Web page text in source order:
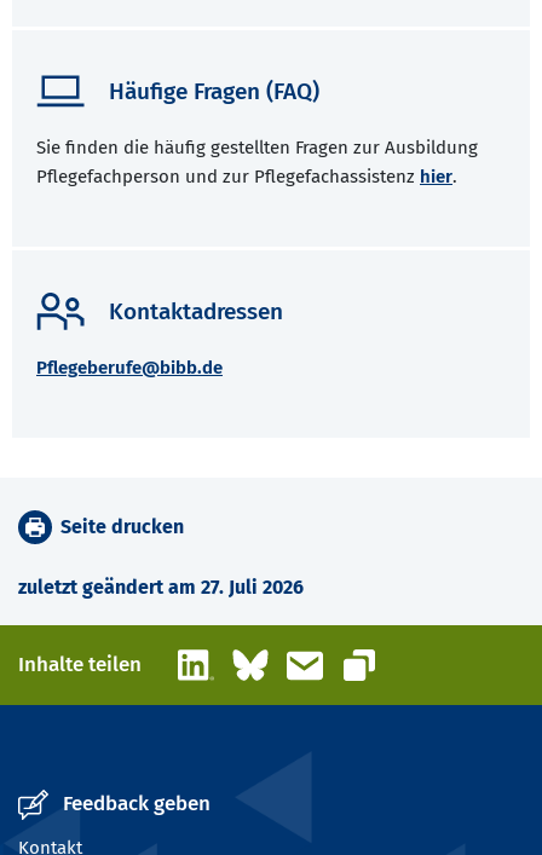
Häufige Fragen (FAQ)
Sie finden die häufig gestellten Fragen zur Ausbildung
Pflegefachperson und zur Pflegefachassistenz hier.
Kontaktadressen
Pflegeberufe@bibb.de
zuletzt geändert am 27. Juli 2026
Seite drucken
Inhalte teilen LinkedInBlueskyE-Mail
Link kopieren
Feedback geben
Kontakt